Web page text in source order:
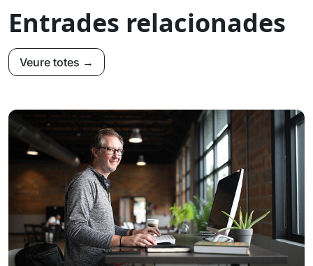
Entrades relacionades
Veure totes →